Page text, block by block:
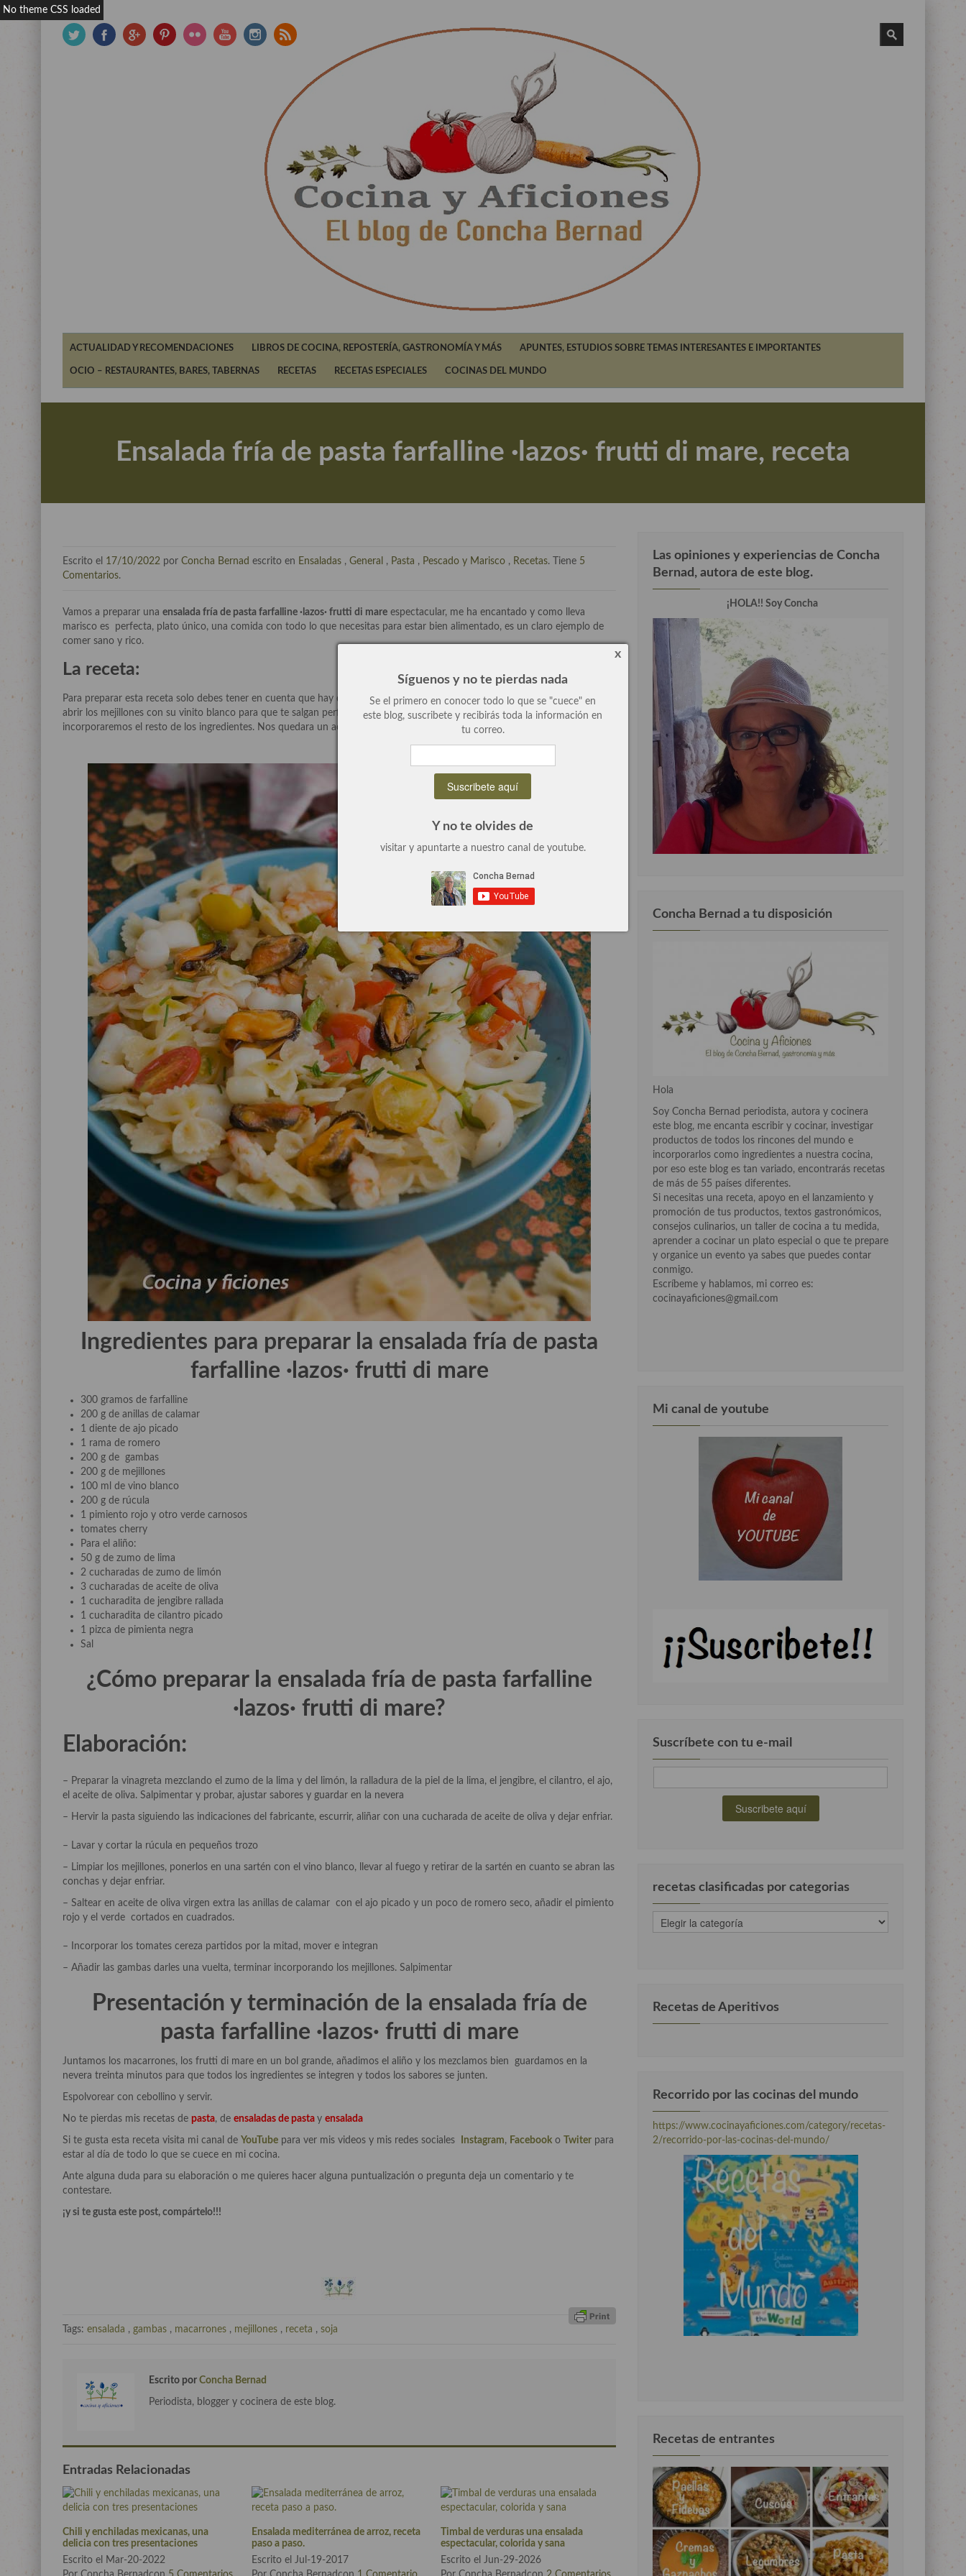
ACTUALIDAD Y RECOMENDACIONES LIBROS DE COCINA, REPOSTERÍA, GASTRONOMÍA Y MÁS APUNTES, ESTUDIOS SOBRE TEMAS INTERESANTES E IMPORTANTES
OCIO – RESTAURANTES, BARES, TABERNAS RECETAS RECETAS ESPECIALES COCINAS DEL MUNDO
Ensalada fría de pasta farfalline ·lazos· frutti di mare, receta
Escrito el 17/10/2022 por Concha Bernad escrito en Ensaladas , General , Pasta , Pescado y Marisco , Recetas. Tiene 5
Comentarios.
Vamos a preparar una ensalada fría de pasta farfalline ·lazos· frutti di mare espectacular, me ha encantado y como lleva
marisco es perfecta, plato único, una comida con todo lo que necesitas para estar bien alimentado, es un claro ejemplo de
comer sano y rico.
La receta:
Para preparar esta receta solo debes tener en cuenta que hay que preparar los ingredientes cada uno por su lado, primero
abrir los mejillones con su vinito blanco para que te salgan perfectos, después preparar los calamares y el sofrito, donde
incorporaremos el resto de los ingredientes. Nos quedara un acompañamiento para la pasta delicioso.
Ingredientes para preparar la ensalada fría de pasta
farfalline ·lazos· frutti di mare
300 gramos de farfalline
200 g de anillas de calamar
1 diente de ajo picado
1 rama de romero
200 g de gambas
200 g de mejillones
100 ml de vino blanco
200 g de rúcula
1 pimiento rojo y otro verde carnosos
tomates cherry
Para el aliño:
50 g de zumo de lima
2 cucharadas de zumo de limón
3 cucharadas de aceite de oliva
1 cucharadita de jengibre rallada
1 cucharadita de cilantro picado
1 pizca de pimienta negra
Sal
¿Cómo preparar la ensalada fría de pasta farfalline
·lazos· frutti di mare?
Elaboración:
– Preparar la vinagreta mezclando el zumo de la lima y del limón, la ralladura de la piel de la lima, el jengibre, el cilantro, el ajo,
el aceite de oliva. Salpimentar y probar, ajustar sabores y guardar en la nevera
– Hervir la pasta siguiendo las indicaciones del fabricante, escurrir, aliñar con una cucharada de aceite de oliva y dejar enfriar.
– Lavar y cortar la rúcula en pequeños trozo
– Limpiar los mejillones, ponerlos en una sartén con el vino blanco, llevar al fuego y retirar de la sartén en cuanto se abran las
conchas y dejar enfriar.
– Saltear en aceite de oliva virgen extra las anillas de calamar con el ajo picado y un poco de romero seco, añadir el pimiento
rojo y el verde cortados en cuadrados.
– Incorporar los tomates cereza partidos por la mitad, mover e integran
– Añadir las gambas darles una vuelta, terminar incorporando los mejillones. Salpimentar
Presentación y terminación de la ensalada fría de
pasta farfalline ·lazos· frutti di mare
Juntamos los macarrones, los frutti di mare en un bol grande, añadimos el aliño y los mezclamos bien guardamos en la
nevera treinta minutos para que todos los ingredientes se integren y todos los sabores se junten.
Espolvorear con cebollino y servir.
No te pierdas mis recetas de pasta, de ensaladas de pasta y ensalada
Si te gusta esta receta visita mi canal de YouTube para ver mis videos y mis redes sociales Instagram, Facebook o Twiter para
estar al día de todo lo que se cuece en mi cocina.
Ante alguna duda para su elaboración o me quieres hacer alguna puntualización o pregunta deja un comentario y te
contestare.
¡y si te gusta este post, compártelo!!!
Tags: ensalada , gambas , macarrones , mejillones , receta , soja
Escrito por Concha Bernad
Periodista, blogger y cocinera de este blog.
Entradas Relacionadas
Chili y enchiladas mexicanas, una
delicia con tres presentaciones
Escrito el Mar-20-2022
Ensalada mediterránea de arroz, receta
paso a paso.
Escrito el Jul-19-2017
Timbal de verduras una ensalada
espectacular, colorida y sana
Escrito el Jun-29-2026
Las opiniones y experiencias de Concha
Bernad, autora de este blog.
¡HOLA!! Soy Concha
Concha Bernad a tu disposición
Hola
Soy Concha Bernad periodista, autora y cocinera
este blog, me encanta escribir y cocinar, investigar
productos de todos los rincones del mundo e
incorporarlos como ingredientes a nuestra cocina,
por eso este blog es tan variado, encontrarás recetas
de más de 55 países diferentes.
Si necesitas una receta, apoyo en el lanzamiento y
promoción de tus productos, textos gastronómicos,
consejos culinarios, un taller de cocina a tu medida,
aprender a cocinar un plato especial o que te prepare
y organice un evento ya sabes que puedes contar
conmigo.
Escríbeme y hablamos, mi correo es:
cocinayaficiones@gmail.com
Mi canal de youtube
Suscríbete con tu e-mail
recetas clasificadas por categorias
recetas
clasificadas
Recetas de Aperitivos
Recorrido por las cocinas del mundo
https://www.cocinayaficiones.com/category/recetas-
2/recorrido-por-las-cocinas-del-mundo/
Recetas de entrantes
x
Síguenos y no te pierdas nada
Se el primero en conocer todo lo que se "cuece" en
este blog, suscribete y recibirás toda la información en
tu correo.
Y no te olvides de
visitar y apuntarte a nuestro canal de youtube.
No theme CSS loaded